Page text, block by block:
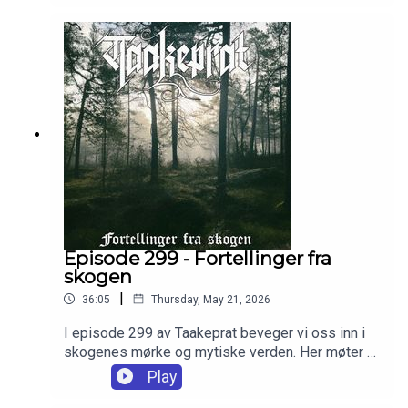
Taakeprat dykker vi igjen ned i den beryktede
giftmorderskandalen som trakk både adelsfolk,
spåkoner og kongens nærmeste inn i en verden
av begjær, frykt og mørke ritualer.
Episode 299 - Fortellinger fra
skogen
36:05 | Thursday, May 21, 2026
I episode 299 av Taakeprat beveger vi oss inn i
skogenes mørke og mytiske verden. Her møter vi
mosefolk, dryader, skogsånder, levende trær og
eldgamle vesener som har gjemt seg mellom
Play